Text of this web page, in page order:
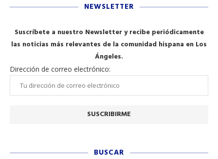
NEWSLETTER
Suscríbete a nuestro Newsletter y recibe periódicamente
las noticias más relevantes de la comunidad hispana en Los
Ángeles.
Dirección de correo electrónico:
BUSCAR